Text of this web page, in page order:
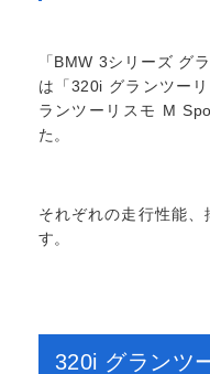
「BMW 3シリーズ グ
は「320i グランツー
ランツーリスモ M
た。
それぞれの走行性能
す。
320i グランツ